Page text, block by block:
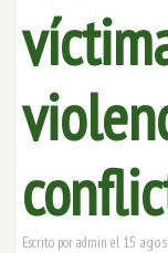
Escrito poradmin el 15